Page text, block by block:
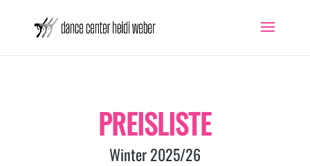
PREISLISTE
Winter 2025/26